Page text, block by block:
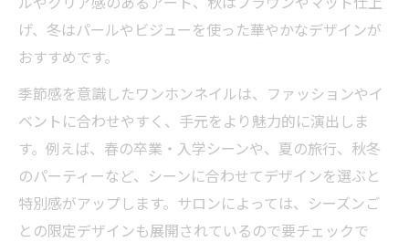
げ、冬はパールやビジューを使った華やかなデザインが
おすすめです。
季節感を意識したワンホンネイルは、ファッションやイ
ベントに合わせやすく、手元をより魅力的に演出しま
す。例えば、春の卒業・入学シーンや、夏の旅行、秋冬
のパーティーなど、シーンに合わせてデザインを選ぶと
特別感がアップします。サロンによっては、シーズンご
との限定デザインも展開されているので要チェックで